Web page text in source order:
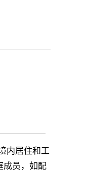
内居住和工
成员，如配